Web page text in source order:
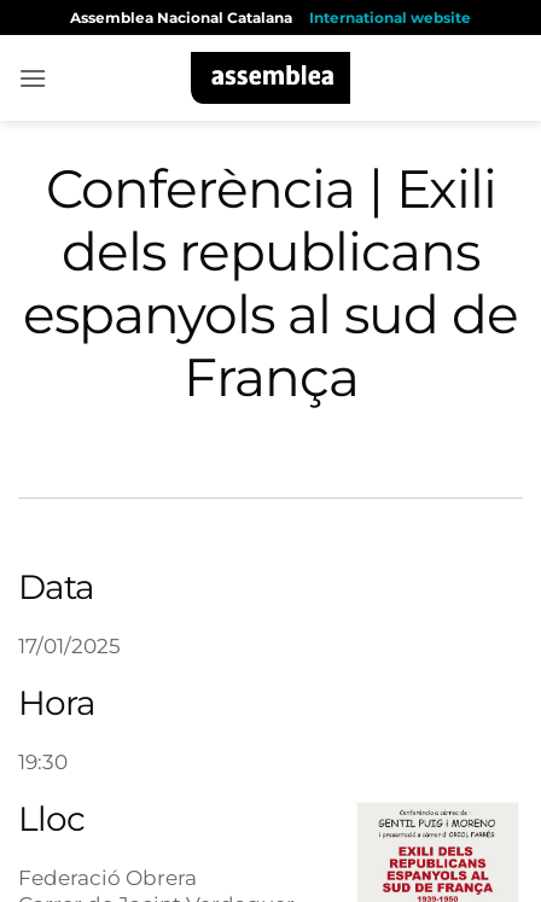
content
Assemblea Nacional Catalana International website
Conferència | Exili
dels republicans
espanyols al sud de
França
Data
17/01/2025
Hora
19:30
Lloc
Federació Obrera